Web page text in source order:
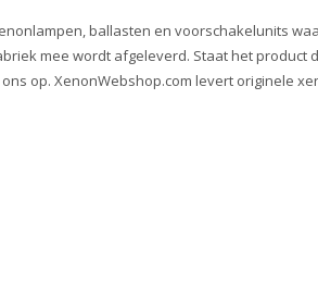
ballasten en voorschakelunits
mee wordt afgeleverd. Staat het product
op. XenonWebshop.com levert originele